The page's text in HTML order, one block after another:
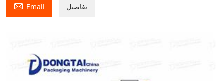
 Email تفاصيل